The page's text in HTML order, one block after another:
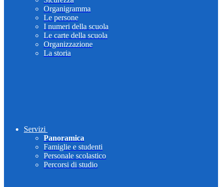
Organigramma
Le persone
I numeri della scuola
Le carte della scuola
Organizzazione
La storia
Servizi
Panoramica
Famiglie e studenti
Personale scolastico
Percorsi di studio